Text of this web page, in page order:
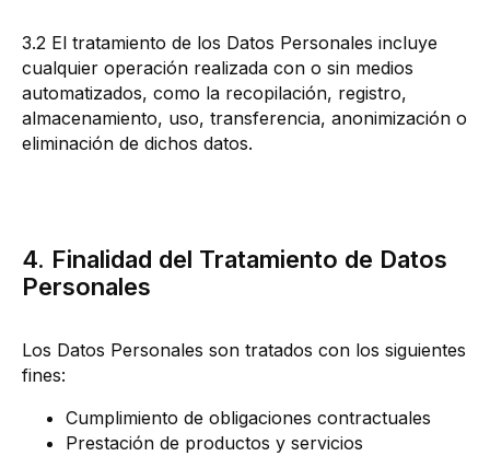
3.2 El tratamiento de los Datos Personales incluye
cualquier operación realizada con o sin medios
automatizados, como la recopilación, registro,
almacenamiento, uso, transferencia, anonimización o
eliminación de dichos datos.
4. Finalidad del Tratamiento de Datos
Personales
Los Datos Personales son tratados con los siguientes
fines:
Cumplimiento de obligaciones contractuales
Prestación de productos y servicios